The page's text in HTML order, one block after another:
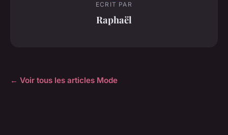
ECRIT PAR
Raphaël
← Voir tous les articles Mode